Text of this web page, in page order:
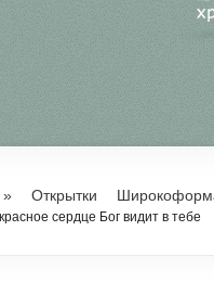
» Открытки
сердце Бог видит в тебе